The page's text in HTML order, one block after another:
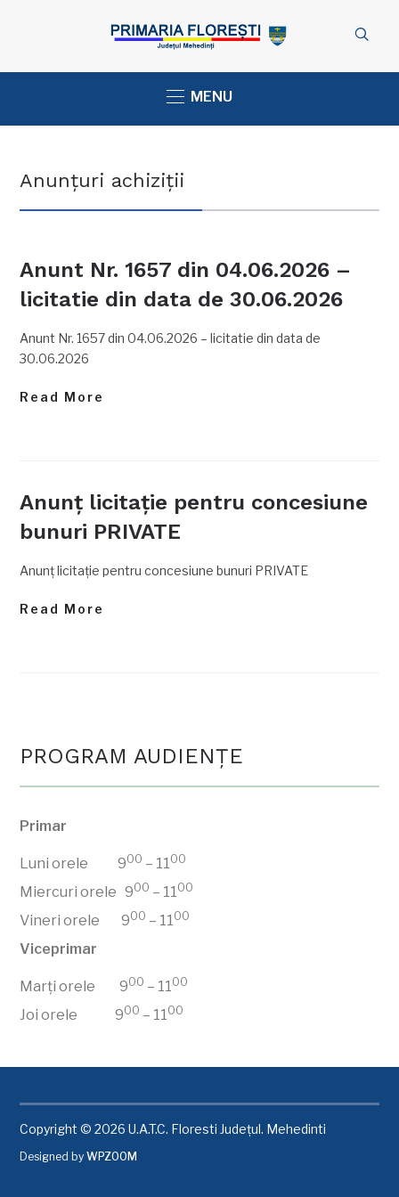
MENU
Anunțuri achiziții
Anunt Nr. 1657 din 04.06.2026 –
licitatie din data de 30.06.2026
Anunt Nr. 1657 din 04.06.2026 – licitatie din data de
30.06.2026
Read More
Anunţ licitaţie pentru concesiune
bunuri PRIVATE
Anunţ licitaţie pentru concesiune bunuri PRIVATE
Read More
PROGRAM AUDIENŢE
Primar
Luni orele 900 – 11 00
Miercuri orele 900 – 11 00
Vineri orele 900 – 11 00
Viceprimar
Marți orele 900 – 11 00
Joi orele 900 – 11 00
Copyright © 2026 U.A.T.C. Floresti Județul. Mehedinti
Designed byWPZOOM